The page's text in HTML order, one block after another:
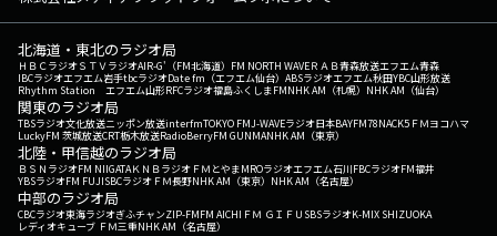
北海道・東北のラジオ局
ＨＢＣラジオＳＴＶラジオAIR-G'（FM北海道） FM NORTH WAVEＲＡＢ青森放送エフエム青森
IBCラジオエフエム岩手tbcラジオDate fm（エフエム仙台） ABSラジオエフエム秋田YBC山形放送
Rhythm Station エフエム山形RFCラジオ福島ふくしまFMNHK AM（札幌） NHK AM（仙台）
関東のラジオ局
TBSラジオ文化放送ニッポン放送interfmTOKYO FMJ-WAVEラジオ日本BAYFM78NACK5 ＦＭヨコハマ
LuckyFM 茨城放送CRT栃木放送RadioBerryFM GUNMANHK AM（東京）
北陸・甲信越のラジオ局
ＢＳＮラジオFM NIIGATAＫＮＢラジオ ＦＭとやまMROラジオエフエム石川FBCラジオFM福井
YBSラジオFM FUJISBCラジオ ＦＭ長野NHK AM（東京） NHK AM（名古屋）
中部のラジオ局
CBCラジオ東海ラジオぎふチャンZIP-FMFM AICHI ＦＭ ＧＩＦＵ SBSラジオK-MIX SHIZUOKA
レディオキューブ ＦＭ三重NHK AM（名古屋）